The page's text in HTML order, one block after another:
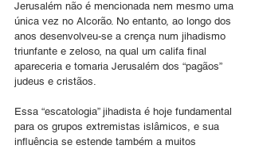
Jerusalém não é mencionada nem mesmo uma
única vez no Alcorão. No entanto, ao longo dos
anos desenvolveu-se a crença num jihadismo
triunfante e zeloso, na qual um califa final
apareceria e tomaria Jerusalém dos “pagãos”
judeus e cristãos.
Essa “escatologia” jihadista é hoje fundamental
para os grupos extremistas islâmicos, e sua
influência se estende também a muitos